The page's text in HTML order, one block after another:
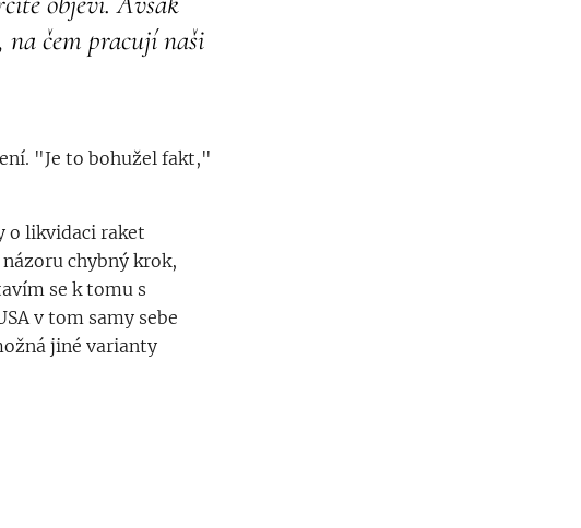
na čem pracují naši
"Je to bohužel fakt,"
o likvidaci raket
chybný krok,
se k tomu s
v tom samy sebe
jiné varianty